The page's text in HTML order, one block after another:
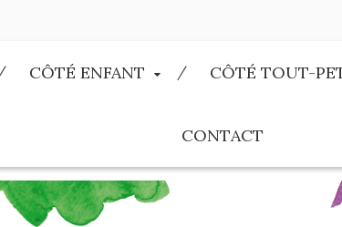
CÔTÉ ENFANT CÔTÉ TOUT-
CONTACT